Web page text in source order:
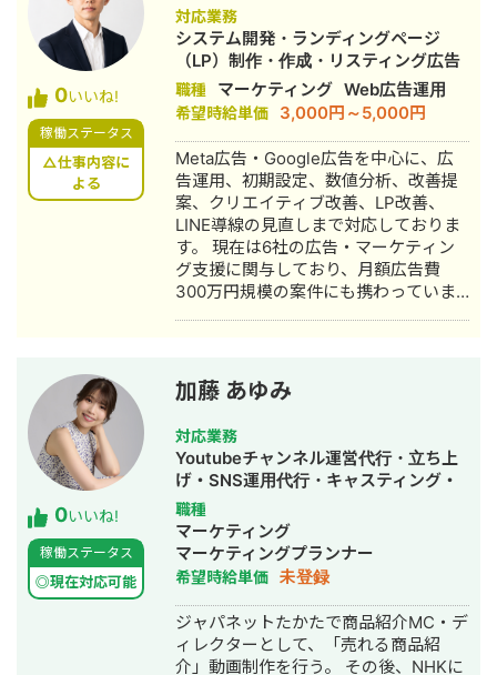
DMP 統合施策の提案 ・リスティン
グ、アドネットワーク、DSP、SNS 広
告運用 ・効果分析、データ分析 ・報告
書、提案資料作成 ・営業提案（新規問
い合わせ対応、継続増額提案、クライ
アントへの報告会） 【担当顧客】 コス
メ、美容、アパレル、飲料、施設、求
人、不動産、ウォーターサーバー、
web サービス、ゲーム、セミナー集
客、募金、フォロワー・登録者数獲得
施策、セキュリティソフト、イベント
集客、保険 【実績】 取り扱い媒体：
Google、Yahoo、Facebook、
Instagram、Twitter、LINE、Red、
Poets、Indeed 取り扱い DMP：
30 件程度 ■対応可能業務・スキル
Yahoo広告 Facebook広告 Twitter広告
LINE広告 DSP など ・SNS Twitter 公
式LINE LINEオープンチャット ・分析
ツール GA アドエビス MicroSoft
Clarity Salesforce など
0いいね!
稼働ステータス
△仕事内容に
よる
対応業務
システム開発・ランディングページ
（LP）制作・作成・リスティング広告
運用代行
職種 マーケティング Web広告運用
希望時給単価 3,000円～5,000円
Meta広告・Google広告を中心に、広
告運用、初期設定、数値分析、改善提
案、クリエイティブ改善、LP改善、
LINE導線の見直しまで対応しておりま
す。 現在は6社の広告・マーケティン
グ支援に関与しており、月額広告費
300万円規模の案件にも携わっていま
ー、LP導線の改善提案を行っていま
す。 私の強みは、広告運用だけでな
く、広告を見たユーザーがLPを読み、
LINE登録や問い合わせ、購入に進むま
での導線全体を見ながら改善できるこ
とです。単に広告を配信するだけでは
なく、「どの訴求が反応されているの
か」「LPで離脱していないか」「LINE
や問い合わせまで自然につながってい
るか」まで確認し、成果につながる改
善を意識しています。 また、過去には
月間10万PV規模のWebサイト運営に携
わり、サイト分析、記事改善、ABテス
ト、コンテンツ改善、ライターディレ
0いいね!
稼働ステータス
◎現在対応可能
加藤 あゆみ
対応業務
Youtubeチャンネル運営代行・立ち上
げ・SNS運用代行・キャスティング・
動画制作・動画編集
職種
マーケティング
マーケティングプランナー
希望時給単価 未登録
ジャパネットたかたで商品紹介MC・デ
ィレクターとして、「売れる商品紹
介」動画制作を行う。 その後、NHKに